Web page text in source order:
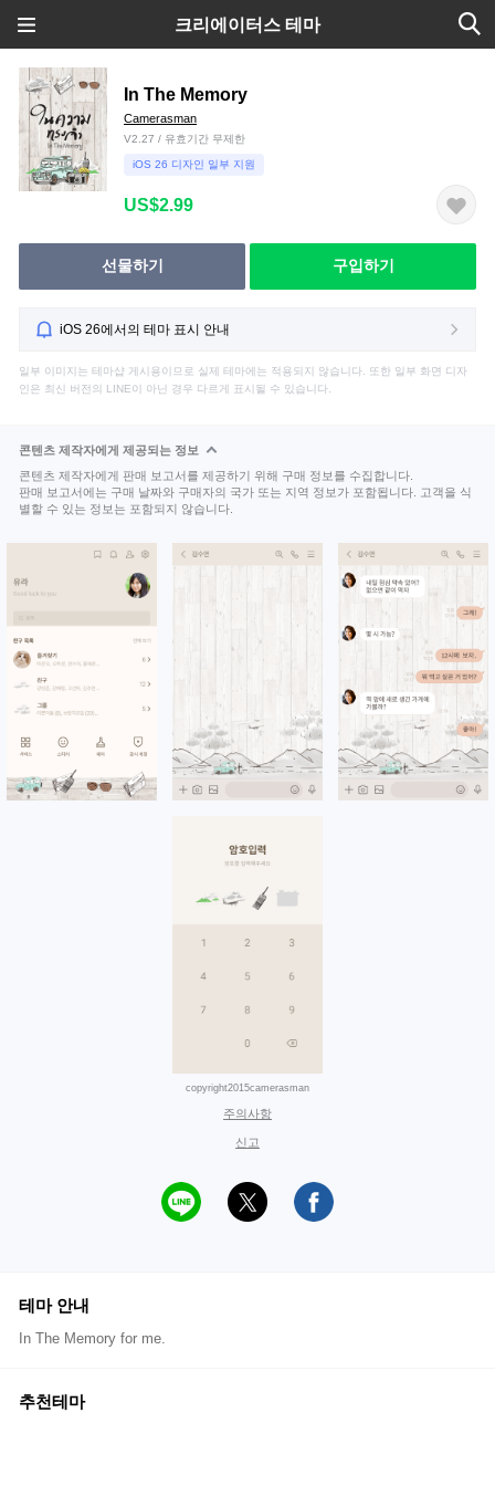
크리에이터스 테마
In The Memory
Camerasman
V2.27 / 유효기간 무제한
iOS 26 디자인 일부 지원
US$2.99
선물하기 구입하기
iOS 26에서의 테마 표시 안내
일부 이미지는 테마샵 게시용이므로 실제 테마에는 적용되지 않습니다. 또한 일부 화면 디자
인은 최신 버전의 LINE이 아닌 경우 다르게 표시될 수 있습니다.
콘텐츠 제작자에게 제공되는 정보
콘텐츠 제작자에게 판매 보고서를 제공하기 위해 구매 정보를 수집합니다.
판매 보고서에는 구매 날짜와 구매자의 국가 또는 지역 정보가 포함됩니다. 고객을 식
별할 수 있는 정보는 포함되지 않습니다.
copyright2015camerasman
주의사항
신고
테마 안내
In The Memory for me.
추천테마